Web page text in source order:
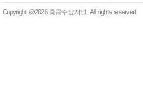
Copyright @2026 홍콩수요저널. All rights reserved.